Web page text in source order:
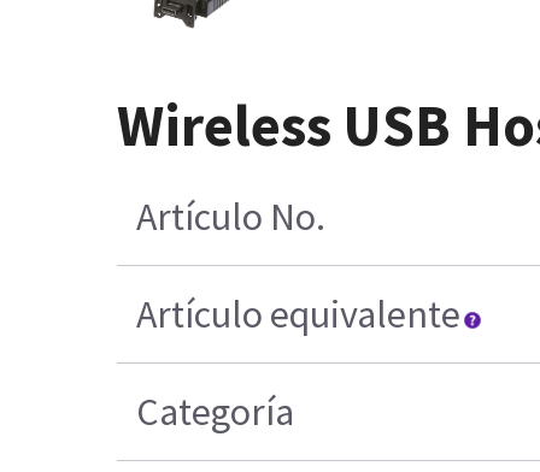
Wireless USB
Artículo No.
Artículo equivalente
Categoría